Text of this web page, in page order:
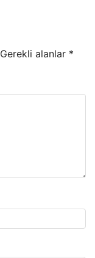
Gerekli alanlar *